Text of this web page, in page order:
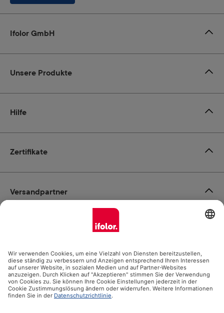
Zertifikate
Ifolor GmbH
Unsere Produkte
Hilfe
Zahlungsmöglichkeiten
Social Media
Versandpartner